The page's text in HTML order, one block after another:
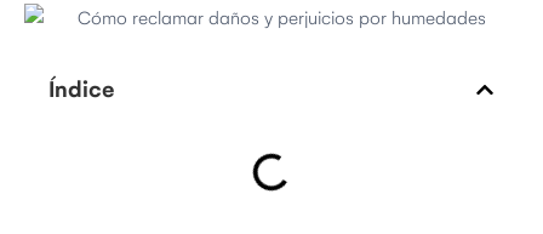
Índice